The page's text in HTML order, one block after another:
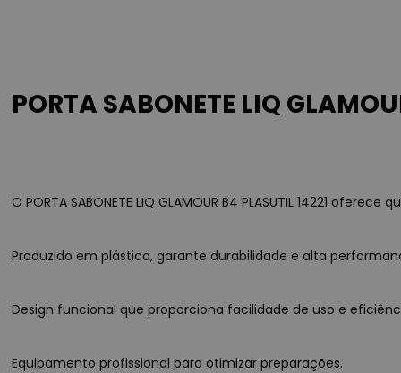
PORTA SABONETE LIQ
O PORTA SABONETE LIQ GLAMOUR B4 PLASUTIL 14221
Produzido em plástico, garante durabilidade e alta
Design funcional que proporciona facilidade de uso e
Equipamento profissional para otimizar preparações.